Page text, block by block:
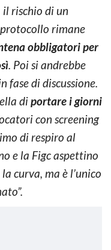
il rischio di un
rimane
obbligatori per
. Poi si andrebbe
fase di discussione.
diportare i giorni
con screening
di respiro al
e la Figc aspettino
curva, ma è l’unico